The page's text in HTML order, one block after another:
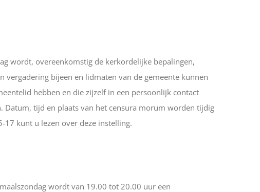
wordt, overeenkomstig de kerkordelijke bepalingen,
vergadering bijeen en lidmaten van de gemeente kunnen
hebben en die zijzelf in een persoonlijk contact
Datum, tijd en plaats van het censura morum worden tijdig
17 kunt u lezen over deze instelling.
wordt van 19.00 tot 20.00 uur een